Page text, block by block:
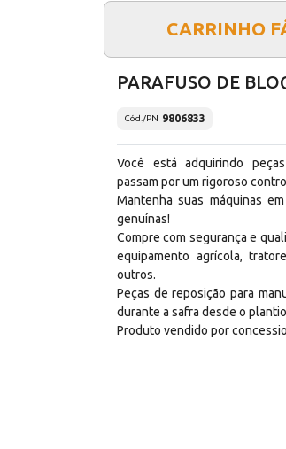
CARRINHO
PARAFUSO DE
Cód./PN 9806833
Você está adquirindo
passam por um rigoroso
Mantenha suas máquinas
genuínas!
Compre com segurança e
equipamento agrícola,
outros.
Peças de reposição para
durante a safra desde o
Produto vendido por